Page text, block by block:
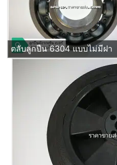
ตลับลูกปืน 6304 แบบไม่มีฝา